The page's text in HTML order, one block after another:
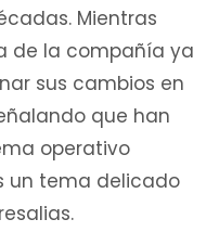
Mientras
de la compañía ya
sus cambios en
que han
operativo
un tema delicado